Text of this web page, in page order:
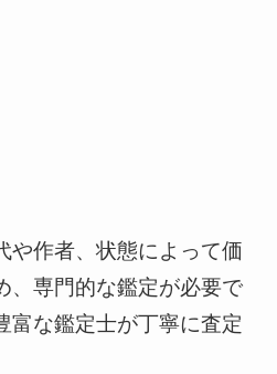
や作者、状態によって価
、専門的な鑑定が必要で
富な鑑定士が丁寧に査定